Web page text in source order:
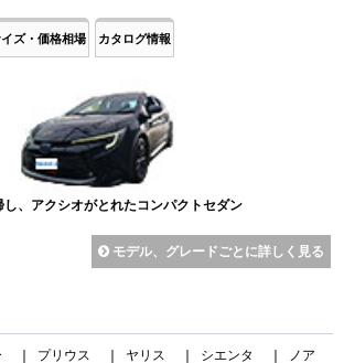
ズ・価格相場 カタログ情報
し、アクシオがとれたコンパクトセダン
モデル、グレードごとに詳しく見る
プリウス ヤリス シエンタ ノア